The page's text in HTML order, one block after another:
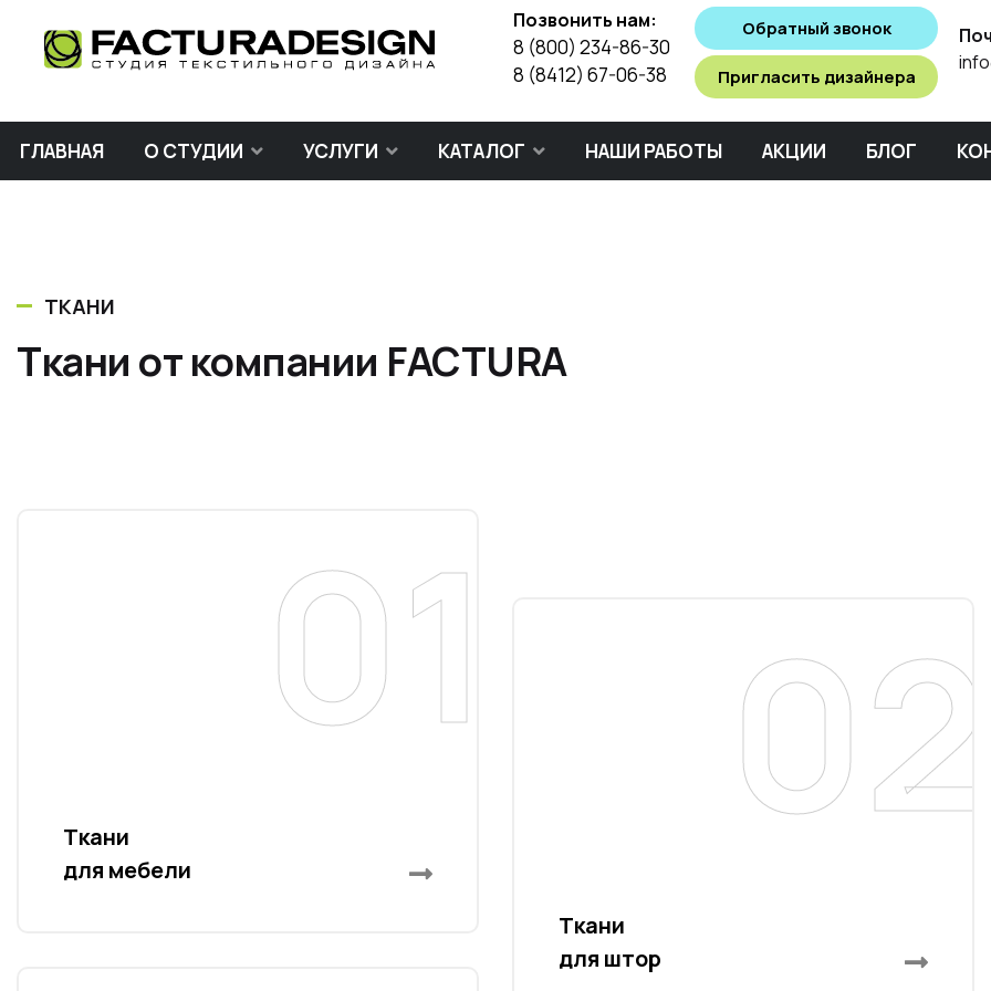
Позвонить нам:
8 (800) 234-86-30
8 (8412) 67-06-38
Обратный звонок
Пригласить дизайнера
ГЛАВНАЯ О СТУДИИ УСЛУГИ КАТАЛОГ НАШИ РАБОТЫ АКЦИИ БЛОГ
ТКАНИ
Ткани от компании FACTURA
01
Ткани
для мебели
02
Ткани
для штор